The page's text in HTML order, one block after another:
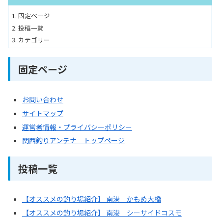
固定ページ
投稿一覧
カテゴリー
固定ページ
お問い合わせ
サイトマップ
運営者情報・プライバシーポリシー
関西釣りアンテナ トップページ
投稿一覧
【オススメの釣り場紹介】 南港 かもめ大橋
【オススメの釣り場紹介】 南港 シーサイドコスモ